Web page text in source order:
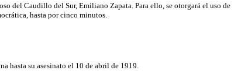
del Caudillo del Sur, Emiliano Zapata. Para ello, se otorgará el uso de
hasta por cinco minutos.
hasta su asesinato el 10 de abril de 1919.